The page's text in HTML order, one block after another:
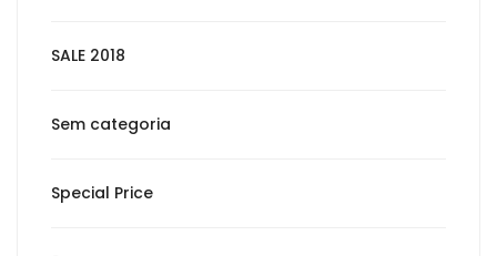
SALE 2018
Sem categoria
Special Price